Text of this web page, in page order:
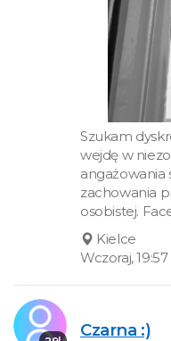
Szukam
wejdę w
angażowania
zachowania
osobistej.
Kielce
Wczoraj, 19:57
Czarna :)